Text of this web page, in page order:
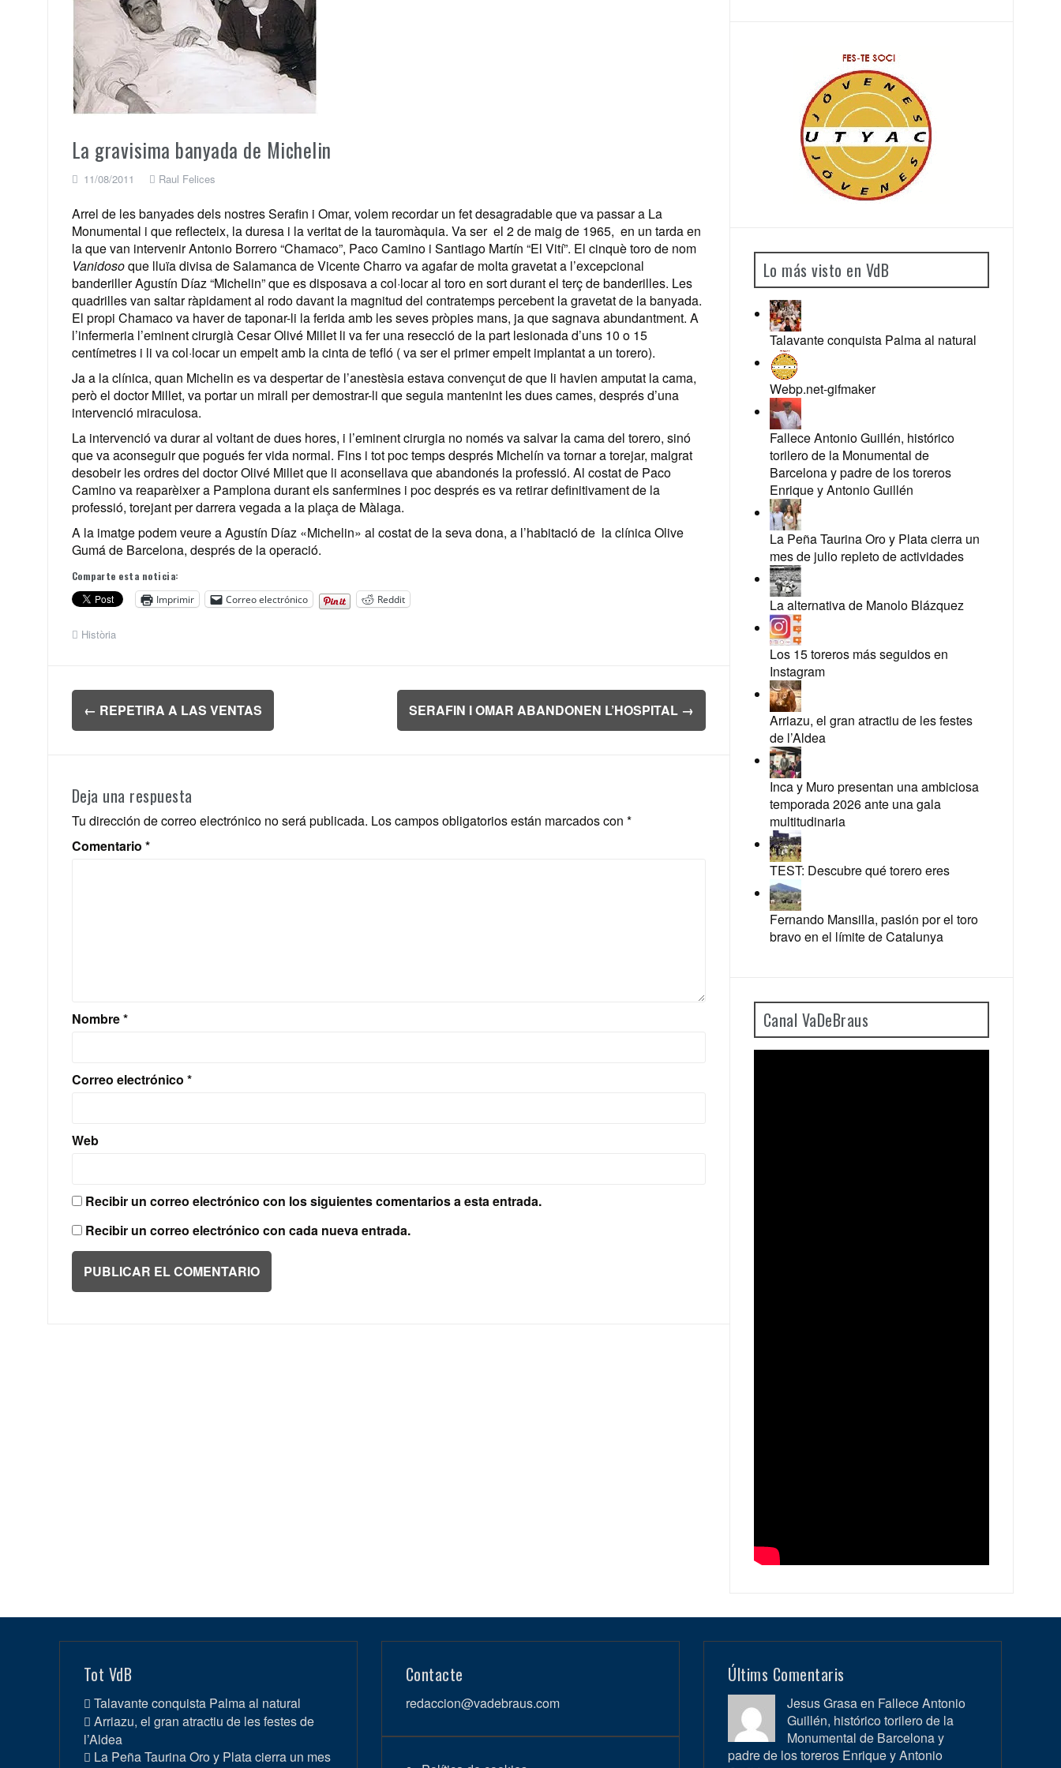
La gravisima banyada de Michelin
11/08/2011 Raul Felices
Arrel de les banyades dels nostres Serafin i Omar, volem recordar un fet desagradable que va passar a La
Monumental i que reflecteix, la duresa i la veritat de la tauromàquia. Va ser el 2 de maig de 1965, en un tarda en
la que van intervenir Antonio Borrero “Chamaco”, Paco Camino i Santiago Martín “El Vití”. El cinquè toro de nom
Vanidosoque lluïa divisa de Salamanca de Vicente Charro va agafar de molta gravetat a l’excepcional
banderiller Agustín Díaz “Michelin” que es disposava a col·locar al toro en sort durant el terç de banderilles. Les
quadrilles van saltar ràpidament al rodo davant la magnitud del contratemps percebent la gravetat de la banyada.
El propi Chamaco va haver de taponar-li la ferida amb les seves pròpies mans, ja que sagnava abundantment. A
l’infermeria l’eminent cirurgià Cesar Olivé Millet li va fer una resecció de la part lesionada d’uns 10 o 15
centímetres i li va col·locar un empelt amb la cinta de tefló ( va ser el primer empelt implantat a un torero).
Ja a la clínica, quan Michelin es va despertar de l’anestèsia estava convençut de que li havien amputat la cama,
però el doctor Millet, va portar un mirall per demostrar-li que seguia mantenint les dues cames, després d’una
intervenció miraculosa.
La intervenció va durar al voltant de dues hores, i l’eminent cirurgia no només va salvar la cama del torero, sinó
que va aconseguir que pogués fer vida normal. Fins i tot poc temps després Michelín va tornar a torejar, malgrat
desobeir les ordres del doctor Olivé Millet que li aconsellava que abandonés la professió. Al costat de Paco
Camino va reaparèixer a Pamplona durant els sanfermines i poc després es va retirar definitivament de la
professió, torejant per darrera vegada a la plaça de Màlaga.
A la imatge podem veure a Agustín Díaz «Michelin» al costat de la seva dona, a l’habitació de la clínica Olive
Gumá de Barcelona, després de la operació.
Comparte esta noticia:
Imprimir
Correo electrónico Reddit
Història
Navegación
de← REPETIRA A LAS VENTAS SERAFIN I OMAR ABANDONEN L’HOSPITAL →
Deja una respuesta
Tu dirección de correo electrónico no será publicada. Los campos obligatorios están marcados con *
Comentario *
Nombre*
Correo electrónico *
Web
Recibir un correo electrónico con los siguientes comentarios a esta entrada.
Recibir un correo electrónico con cada nueva entrada.
Lo más visto en VdB
Talavante conquista Palma al natural
Webp.net-gifmaker
Fallece Antonio Guillén, histórico
torilero de la Monumental de
Barcelona y padre de los toreros
Enrique y Antonio Guillén
La Peña Taurina Oro y Plata cierra un
mes de julio repleto de actividades
La alternativa de Manolo Blázquez
Los 15 toreros más seguidos en
Instagram
Arriazu, el gran atractiu de les festes
de l’Aldea
Inca y Muro presentan una ambiciosa
temporada 2026 ante una gala
multitudinaria
TEST: Descubre qué torero eres
Fernando Mansilla, pasión por el toro
bravo en el límite de Catalunya
Canal VaDeBraus
Tot VdB
Talavante conquista Palma al natural
Arriazu, el gran atractiu de les festes de
l’Aldea
La Peña Taurina Oro y Plata cierra un mes
Contacte
redaccion@vadebraus.com
Últims Comentaris
Jesus Grasa en Fallece Antonio
Guillén, histórico torilero de la
Monumental de Barcelona y
padre de los toreros Enrique y Antonio